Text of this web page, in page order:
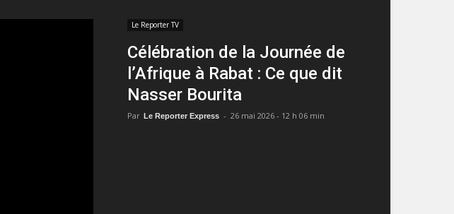
Le Reporter TV
Célébration de la Journée de
l’Afrique à Rabat : Ce que dit
Nasser Bourita
Par Le Reporter Express - 26 mai 2026 - 12 h 06 min